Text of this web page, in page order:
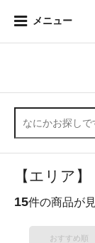
メニュー
【エリア
15件の商品が
おすすめ順